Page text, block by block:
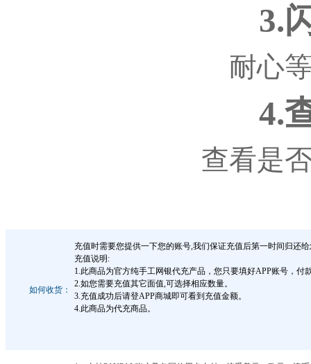
3.
耐心
4.
查看是
如何收货：
充值时需要您提供一下您的账号,我们保证充值后第一时间归还
充值说明:
1.此商品为官方纯手工网银代充产品，您只要填好APP账号，
2.如您需要充值其它面值,可选择相应数量。
3.充值成功后请登APP商城即可看到充值金额。
4.此商品为代充商品。